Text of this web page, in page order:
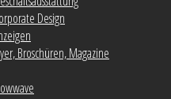
Design
Broschüren, Magazine